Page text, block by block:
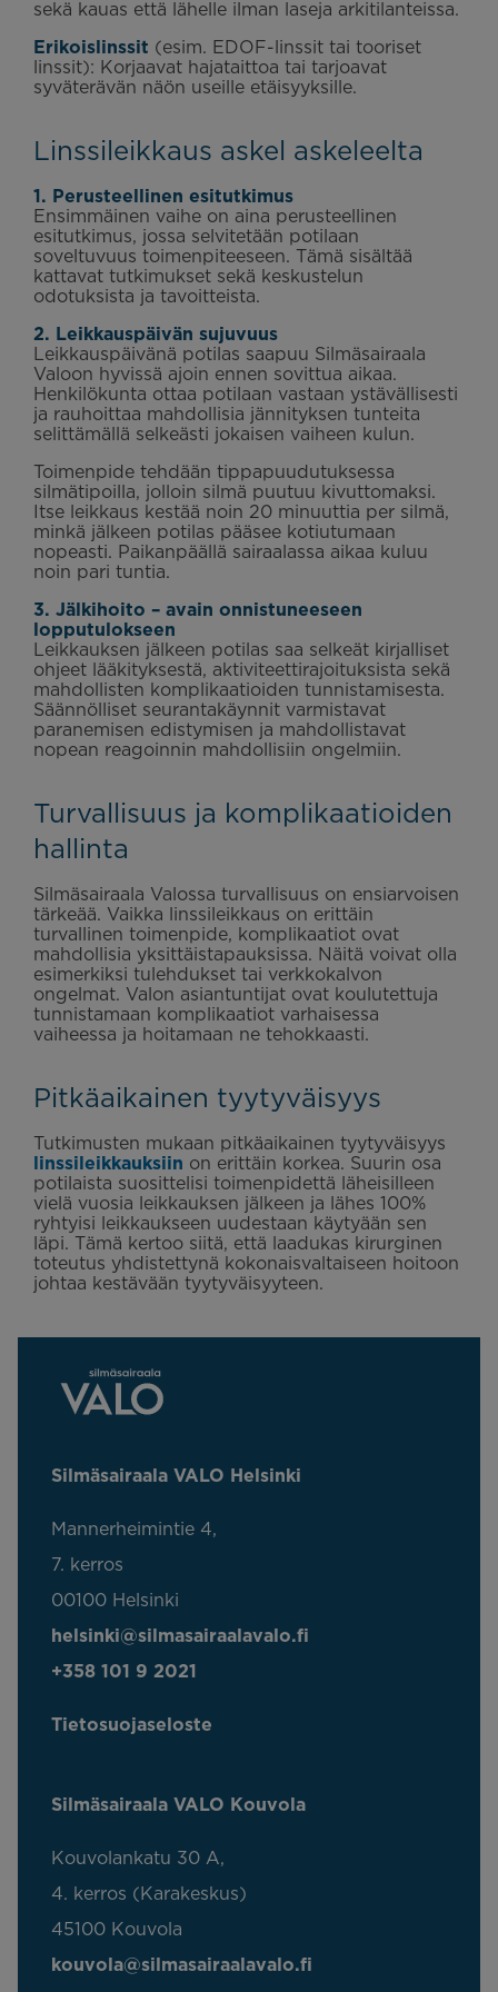
sekä kauas että lähelle ilman laseja arkitilanteissa.
Erikoislinssit (esim. EDOF-linssit tai tooriset
linssit): Korjaavat hajataittoa tai tarjoavat
syväterävän näön useille etäisyyksille.
Linssileikkaus askel askeleelta
1. Perusteellinen esitutkimus
Ensimmäinen vaihe on aina perusteellinen
esitutkimus, jossa selvitetään potilaan
soveltuvuus toimenpiteeseen. Tämä sisältää
kattavat tutkimukset sekä keskustelun
odotuksista ja tavoitteista.
2. Leikkauspäivän sujuvuus
Leikkauspäivänä potilas saapuu Silmäsairaala
Valoon hyvissä ajoin ennen sovittua aikaa.
Henkilökunta ottaa potilaan vastaan ystävällisesti
ja rauhoittaa mahdollisia jännityksen tunteita
selittämällä selkeästi jokaisen vaiheen kulun.
Toimenpide tehdään tippapuudutuksessa
silmätipoilla, jolloin silmä puutuu kivuttomaksi.
Itse leikkaus kestää noin 20 minuuttia per silmä,
minkä jälkeen potilas pääsee kotiutumaan
nopeasti. Paikanpäällä sairaalassa aikaa kuluu
noin pari tuntia.
3. Jälkihoito – avain onnistuneeseen
lopputulokseen
Leikkauksen jälkeen potilas saa selkeät kirjalliset
ohjeet lääkityksestä, aktiviteettirajoituksista sekä
mahdollisten komplikaatioiden tunnistamisesta.
Säännölliset seurantakäynnit varmistavat
paranemisen edistymisen ja mahdollistavat
nopean reagoinnin mahdollisiin ongelmiin.
Turvallisuus ja komplikaatioiden
hallinta
Silmäsairaala Valossa turvallisuus on ensiarvoisen
tärkeää. Vaikka linssileikkaus on erittäin
turvallinen toimenpide, komplikaatiot ovat
mahdollisia yksittäistapauksissa. Näitä voivat olla
esimerkiksi tulehdukset tai verkkokalvon
ongelmat. Valon asiantuntijat ovat koulutettuja
tunnistamaan komplikaatiot varhaisessa
vaiheessa ja hoitamaan ne tehokkaasti.
Pitkäaikainen tyytyväisyys
Tutkimusten mukaan pitkäaikainen tyytyväisyys
linssileikkauksiin on erittäin korkea. Suurin osa
potilaista suosittelisi toimenpidettä läheisilleen
vielä vuosia leikkauksen jälkeen ja lähes 100%
ryhtyisi leikkaukseen uudestaan käytyään sen
läpi. Tämä kertoo siitä, että laadukas kirurginen
toteutus yhdistettynä kokonaisvaltaiseen hoitoon
johtaa kestävään tyytyväisyyteen.
Silmäsairaala VALO Helsinki
Mannerheimintie 4,
7. kerros
00100 Helsinki
helsinki@silmasairaalavalo.fi
+358 101 9 2021
Tietosuojaseloste
Silmäsairaala VALO Kouvola
Kouvolankatu 30 A,
4. kerros (Karakeskus)
45100 Kouvola
kouvola@silmasairaalavalo.fi